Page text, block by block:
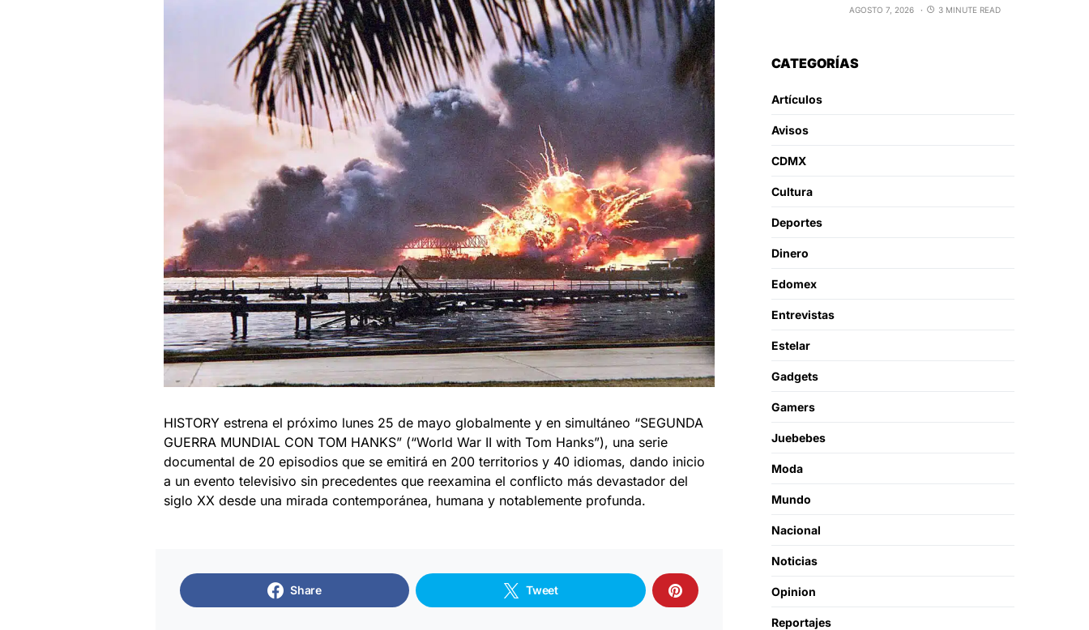
HISTORY estrena el próximo lunes 25 de mayo globalmente y en simultáneo “SEGUNDA
GUERRA MUNDIAL CON TOM HANKS” (“World War II with Tom Hanks”), una serie
documental de 20 episodios que se emitirá en 200 territorios y 40 idiomas, dando inicio
a un evento televisivo sin precedentes que reexamina el conflicto más devastador del
siglo XX desde una mirada contemporánea, humana y notablemente profunda.
Share Tweet
AGOSTO 7, 2026 3 MINUTE READ
CATEGORÍAS
Artículos
Avisos
CDMX
Cultura
Deportes
Dinero
Edomex
Entrevistas
Estelar
Gadgets
Gamers
Juebebes
Moda
Mundo
Nacional
Noticias
Opinion
Reportajes